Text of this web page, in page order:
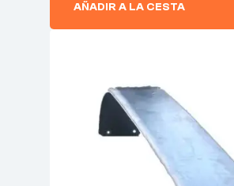
AÑADIR A LA CESTA